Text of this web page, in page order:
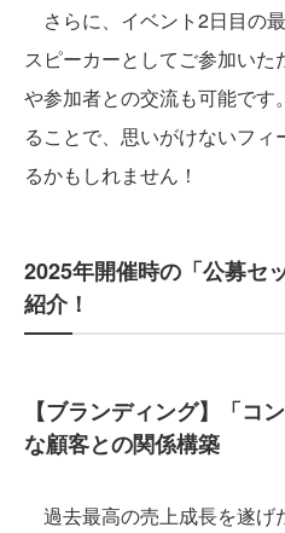
さらに、イベント2日目の
スピーカーとしてご参加い
や参加者との交流も可能です
ることで、思いがけないフ
るかもしれません！
2025年開催時の「公募セ
紹介！
【ブランディング】「コ
な顧客との関係構築
過去最高の売上成長を遂げ